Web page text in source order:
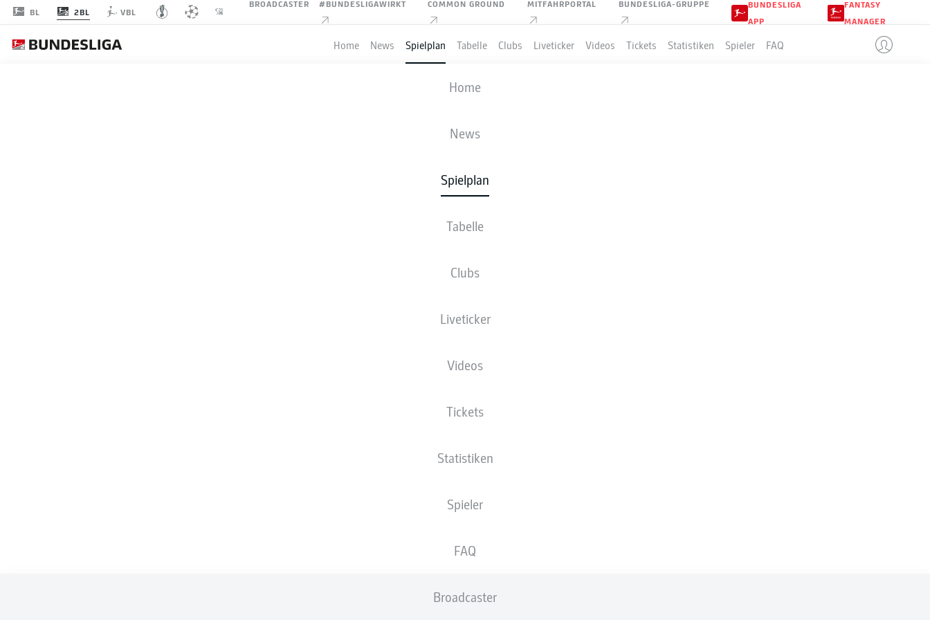
BL 2BL VBL
BROADCASTER #BUNDESLIGAWIRKT COMMON GROUND MITFAHRPORTAL BUNDESLIGA-GRUPPE
BUNDESLIGA
APP
FANTASY
MANAGER
Home News Spielplan Tabelle Clubs Liveticker Videos Tickets Statistiken Spieler FAQ
Home
News
Spielplan
Tabelle
Clubs
Liveticker
Videos
Tickets
Statistiken
Spieler
FAQ
Broadcaster
FC ST. PAULI
AUFSTELLUNGEN
Fr., 12.02.2027 - So., 14.02.2027
Anzeige